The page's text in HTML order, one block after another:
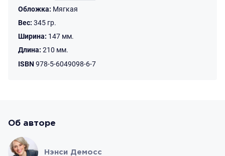
Обложка: Мягкая
Вес: 345 гр.
Ширина: 147 мм.
Длина: 210 мм.
ISBN 978-5-6049098-6-7
Об авторе
Нэнси Демосс